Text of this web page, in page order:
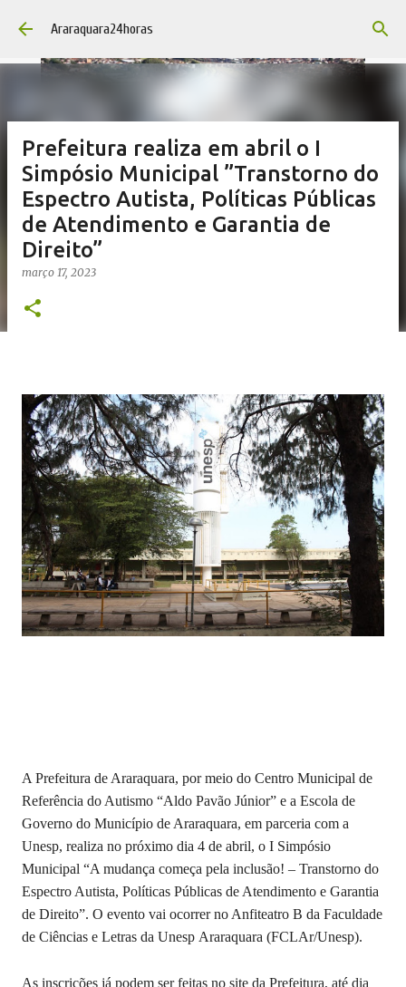
Pular para o conteúdo principal
Araraquara24horas
Prefeitura realiza em abril o I
Simpósio Municipal ”Transtorno do
Espectro Autista, Políticas Públicas
de Atendimento e Garantia de
Direito”
março 17, 2023
A Prefeitura de Araraquara, por meio do Centro Municipal de
Referência do Autismo “Aldo Pavão Júnior” e a Escola de
Governo do Município de Araraquara, em parceria com a
Unesp, realiza no próximo dia 4 de abril, o I Simpósio
Municipal “A mudança começa pela inclusão! – Transtorno do
Espectro Autista, Políticas Públicas de Atendimento e Garantia
de Direito”. O evento vai ocorrer no Anfiteatro B da Faculdade
de Ciências e Letras da Unesp Araraquara (FCLAr/Unesp).
As inscrições já podem ser feitas no site da Prefeitura, até dia